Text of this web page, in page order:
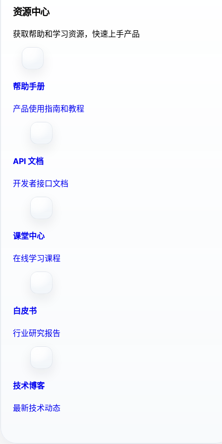
资源中心
获取帮助和学习资源，快速上手产品
帮助手册
产品使用指南和教程
API 文档
开发者接口文档
课堂中心
在线学习课程
白皮书
行业研究报告
技术博客
最新技术动态